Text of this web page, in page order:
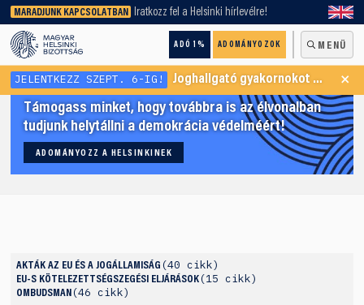
MARADJUNK KAPCSOLATBAN Iratkozz fel a Helsinki hírlevélre!
ADÓ 1% ADOMÁNYOZOK MENÜ
keresőnket!
JELENTKEZZ SZEPT. 6-IG! Joghallgató gyakornokot keresünk Menekültügyi Programunkba ×
Támogass minket, hogy továbbra is az élvonalban
tudjunk helytállni a demokrácia védelméért!
ADOMÁNYOZZ A HELSINKINEK
AKTÁK AZ EU ÉS A JOGÁLLAMISÁG 40 cikk
EU-S KÖTELEZETTSÉGSZEGÉSI ELJÁRÁSOK 15 cikk
OMBUDSMAN 46 cikk